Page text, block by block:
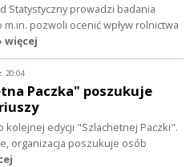
Statystyczny prowadzi badania
pozwoli ocenić wpływ rolnictwa
więcej
20:04
Paczka" poszukuje
edycji "Szlachetnej Paczki".
organizacja poszukuje osób